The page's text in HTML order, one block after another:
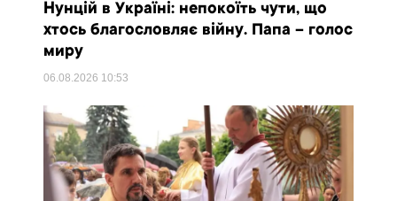
Нунцій в Україні: непокоїть чути, що
хтось благословляє війну. Папа – голос
миру
06.08.2026 10:53